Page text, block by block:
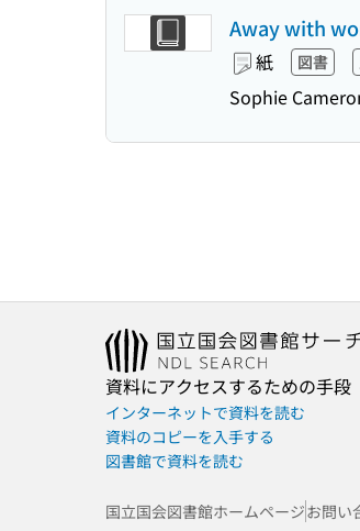
Away with
紙 図書
Sophie
資料にアクセスするための手段
インターネットで資料を読む
資料のコピーを入手する
図書館で資料を読む
国立国会図書館ホームページお問い